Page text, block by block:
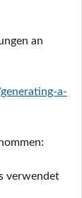
an
a-
verwendet